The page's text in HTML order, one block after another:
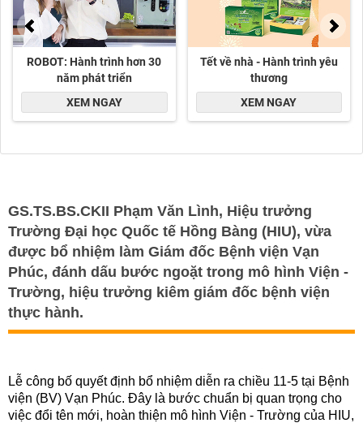
GS.TS.BS.CKII Phạm Văn Lình, Hiệu trưởng
Trường Đại học Quốc tế Hồng Bàng (HIU), vừa
được bổ nhiệm làm Giám đốc Bệnh viện Vạn
Phúc, đánh dấu bước ngoặt trong mô hình Viện -
Trường, hiệu trưởng kiêm giám đốc bệnh viện
thực hành.
Lễ công bố quyết định bổ nhiệm diễn ra chiều 11-5 tại Bệnh
viện (BV) Vạn Phúc. Đây là bước chuẩn bị quan trọng cho
việc đổi tên mới, hoàn thiện mô hình Viện - Trường của HIU,